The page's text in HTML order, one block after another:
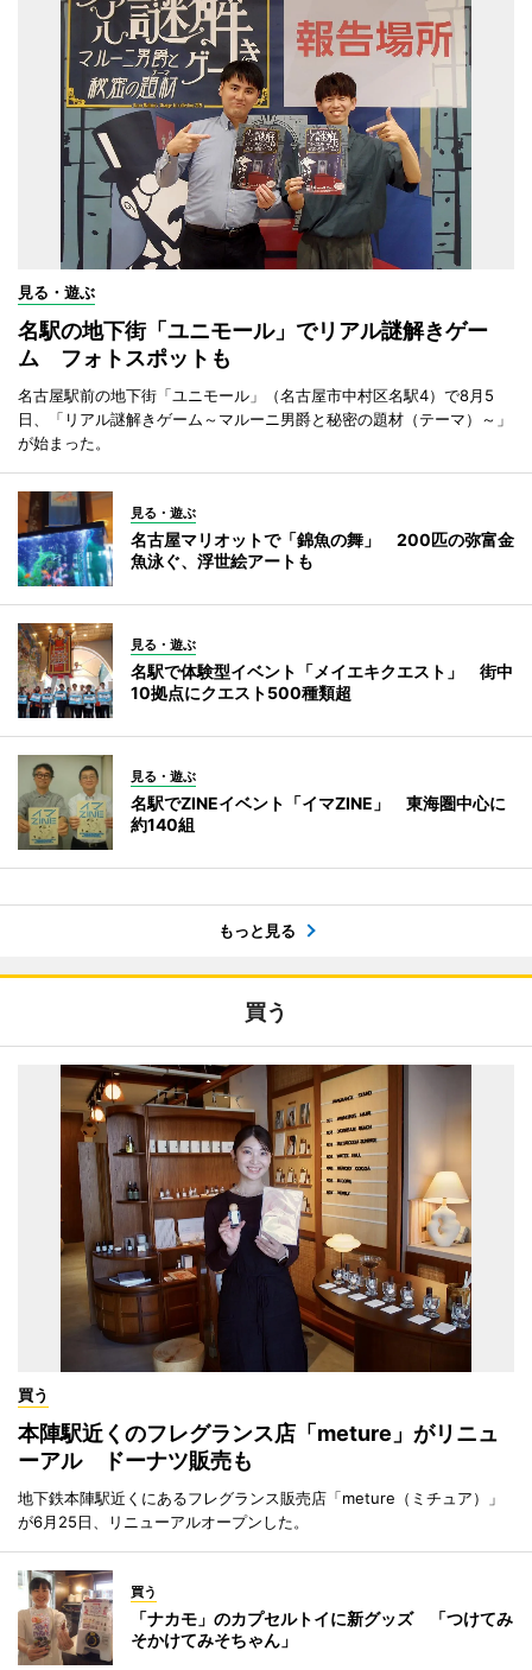
見る・遊ぶ
名駅の地下街「ユニモール」でリアル謎解きゲー
ム フォトスポットも
名古屋駅前の地下街「ユニモール」（名古屋市中村区名駅4）で8月5
日、「リアル謎解きゲーム～マルーニ男爵と秘密の題材（テーマ）～」
が始まった。
見る・遊ぶ
名古屋マリオットで「錦魚の舞」 200匹の弥富金
魚泳ぐ、浮世絵アートも
見る・遊ぶ
名駅で体験型イベント「メイエキクエスト」 街中
10拠点にクエスト500種類超
見る・遊ぶ
名駅でZINEイベント「イマZINE」 東海圏中心に
約140組
もっと見る
買う
買う
本陣駅近くのフレグランス店「meture」がリニュ
ーアル ドーナツ販売も
地下鉄本陣駅近くにあるフレグランス販売店「meture（ミチュア）」
が6月25日、リニューアルオープンした。
買う
「ナカモ」のカプセルトイに新グッズ 「つけてみ
そかけてみそちゃん」